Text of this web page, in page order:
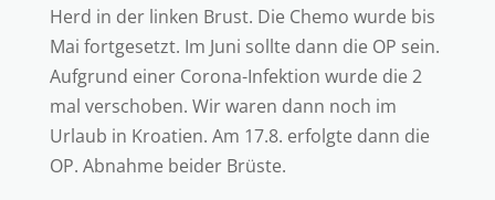
Herd in der linken Brust. Die Chemo wurde bis
Mai fortgesetzt. Im Juni sollte dann die OP sein.
Aufgrund einer Corona-Infektion wurde die 2
mal verschoben. Wir waren dann noch im
Urlaub in Kroatien. Am 17.8. erfolgte dann die
OP. Abnahme beider Brüste.